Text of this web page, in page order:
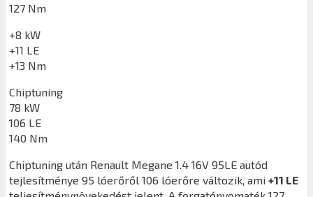
127 Nm
+8 kW
+11 LE
+13 Nm
Chiptuning
78 kW
106 LE
140 Nm
Chiptuning után Renault Megane 1.4 16V 95LE autód
tejlesítménye 95 lóerőről 106 lóerőre változik, ami +11 LE